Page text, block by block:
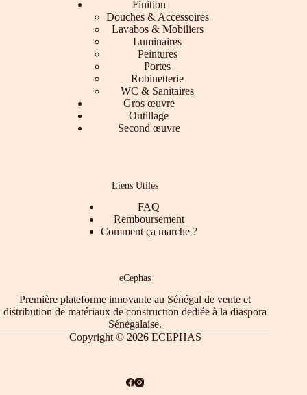
Finition
Douches & Accessoires
Lavabos & Mobiliers
Luminaires
Peintures
Portes
Robinetterie
WC & Sanitaires
Gros œuvre
Outillage
Second œuvre
Liens Utiles
FAQ
Remboursement
Comment ça marche ?
eCephas
Première plateforme innovante au Sénégal de vente et
distribution de matériaux de construction dediée à la diaspora
Sénègalaise.
Copyright © 2026 ECEPHAS